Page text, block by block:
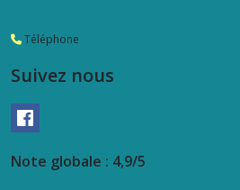
Téléphone
Suivez nous
Note globale : 4,9/5